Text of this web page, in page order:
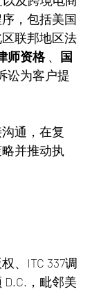
，包括美国
联邦地区法
师资格 、 国
讼为客户提
通，在复
并推动执
、ITC 337调
，毗邻美